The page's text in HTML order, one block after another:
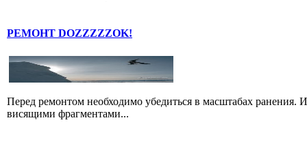
РЕМОНТ DOZZZZZOK!
Перед ремонтом необходимо убедиться в масштабах
висящими фрагментами...